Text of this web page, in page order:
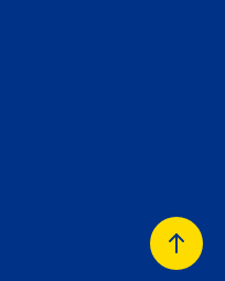
Back